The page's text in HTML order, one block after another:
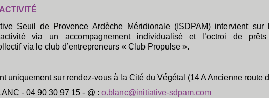
Seuil de Provence Ardèche Méridionale (ISDPAM) intervient
via un accompagnement individualisé et l’octroi de
via le club d’entrepreneurs « Club Propulse ».
uniquement sur rendez-vous à la Cité du Végétal (14 A Ancienne route
- 04 90 30 97 15 - @ : o.blanc@initiative-sdpam.com